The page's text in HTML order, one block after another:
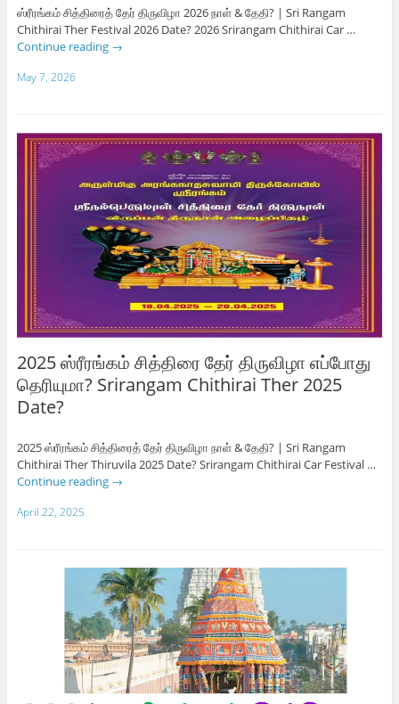
ஸ்ரீரங்கம் சித்திரைத் தேர் திருவிழா 2026 நாள் & தேதி? | Sri Rangam
Chithirai Ther Festival 2026 Date? 2026 Srirangam Chithirai Car …
Continue reading →
May 7, 2026
2025 ஸ்ரீரங்கம் சித்திரை தேர் திருவிழா எப்போது
தெரியுமா? Srirangam Chithirai Ther 2025
Date?
2025 ஸ்ரீரங்கம் சித்திரைத் தேர் திருவிழா நாள் & தேதி? | Sri Rangam
Chithirai Ther Thiruvila 2025 Date? Srirangam Chithirai Car Festival …
Continue reading →
April 22, 2025